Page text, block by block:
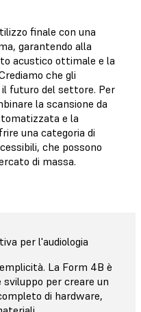
finale con una
garantendo alla
acustico ottimale e la
che gli
futuro del settore. Per
la scansione da
e la
una categoria di
che possono
di massa.
per l'audiologia
La Form 4B è
per creare un
di hardware,